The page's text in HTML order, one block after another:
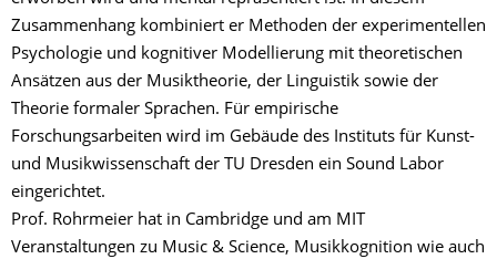
Zusammenhang kombiniert er Methoden der experimentellen
Psychologie und kognitiver Modellierung mit theoretischen
Ansätzen aus der Musiktheorie, der Linguistik sowie der
Theorie formaler Sprachen. Für empirische
Forschungsarbeiten wird im Gebäude des Instituts für Kunst-
und Musikwissenschaft der TU Dresden ein Sound Labor
eingerichtet.
Prof. Rohrmeier hat in Cambridge und am MIT
Veranstaltungen zu Music & Science, Musikkognition wie auch